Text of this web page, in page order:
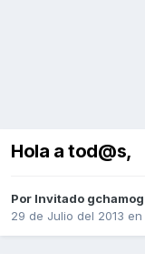
Hola a tod@s,
Por Invitado gchamog
29 de Julio del 2013 en